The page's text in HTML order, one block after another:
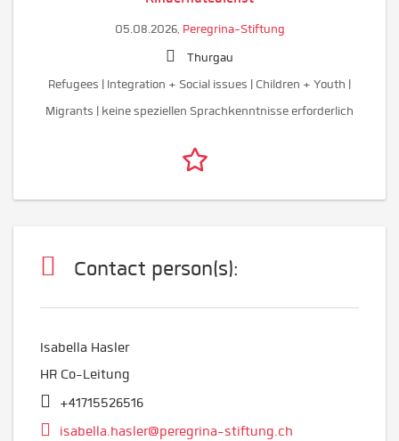
05.08.2026, Peregrina-Stiftung
Thurgau
Refugees | Integration + Social issues | Children + Youth |
Migrants | keine speziellen Sprachkenntnisse erforderlich
Contact person(s):
Isabella Hasler
HR Co-Leitung
+41715526516
isabella.hasler@peregrina-stiftung.ch